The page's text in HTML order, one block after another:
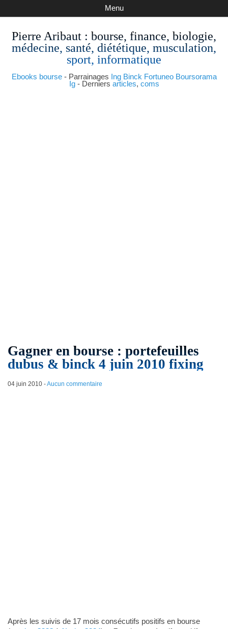
Pierre Aribaut : bourse, finance, biologie,
médecine, santé, diététique, musculation,
sport, informatique
Ebooks bourse- Parrainages Ing Binck Fortuneo Boursorama
Ig- Derniers articles, coms
Menu
Gagner en bourse : portefeuilles
dubus & binck 4 juin 2010 fixing
04 juin 2010-Aucun commentaire
Après les suivis de 17 mois consécutifs positifs en bourse